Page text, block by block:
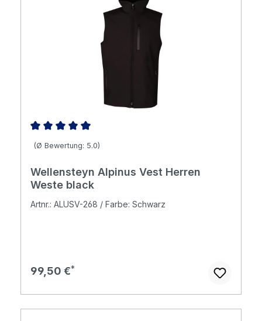
Durchschnittliche Bewertung von 5 von 5 Sternen
(Ø Bewertung: 5.0)
Wellensteyn Alpinus Vest Herren
Weste black
Artnr.: ALUSV-268 / Farbe: Schwarz
Regulärer Preis:
99,50 €